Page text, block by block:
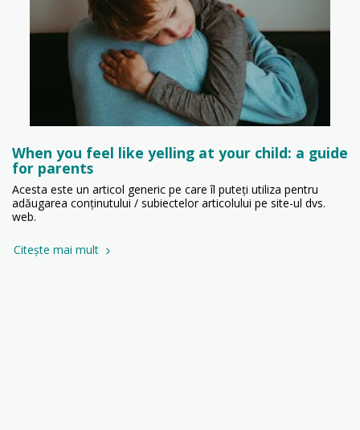
When you feel like yelling at your child: a guide
for parents
Acesta este un articol generic pe care îl puteți utiliza pentru
adăugarea conținutului / subiectelor articolului pe site-ul dvs.
web.
Citește mai mult